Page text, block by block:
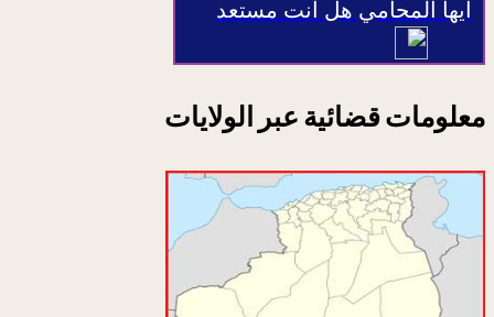
ايها المحامي هل انت مستعد
معلومات قضائية عبر الولايات